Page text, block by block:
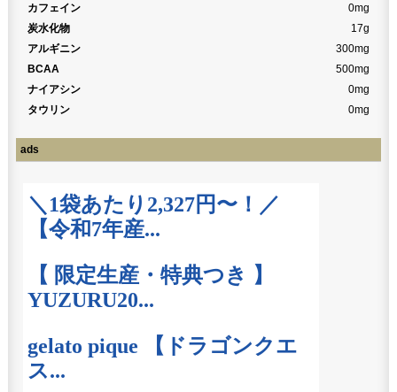
カフェイン
0mg
炭水化物
17g
アルギニン
300mg
BCAA
500mg
ナイアシン
0mg
タウリン
0mg
ads